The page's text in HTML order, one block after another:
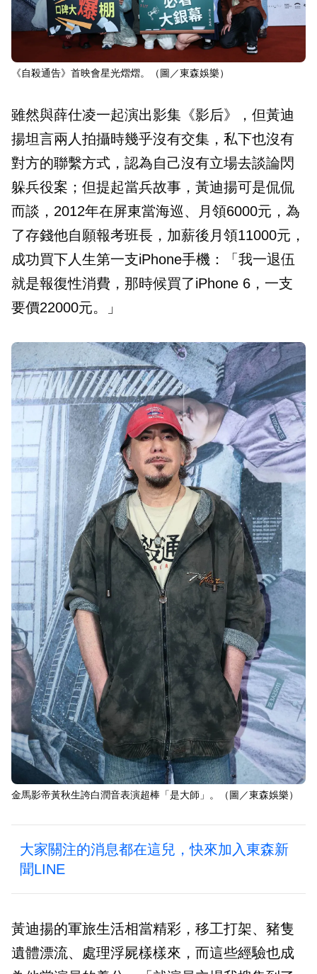
《自殺通告》首映會星光熠熠。（圖／東森娛樂）
雖然與薛仕凌一起演出影集《影后》，但黃迪
揚坦言兩人拍攝時幾乎沒有交集，私下也沒有
對方的聯繫方式，認為自己沒有立場去談論閃
躲兵役案；但提起當兵故事，黃迪揚可是侃侃
而談，2012年在屏東當海巡、月領6000元，為
了存錢他自願報考班長，加薪後月領11000元，
成功買下人生第一支iPhone手機：「我一退伍
就是報復性消費，那時候買了iPhone 6，一支
要價22000元。」
金馬影帝黃秋生誇白潤音表演超棒「是大師」。（圖／東森娛樂）
大家關注的消息都在這兒，快來加入東森新
聞LINE
黃迪揚的軍旅生活相當精彩，移工打架、豬隻
遺體漂流、處理浮屍樣樣來，而這些經驗也成